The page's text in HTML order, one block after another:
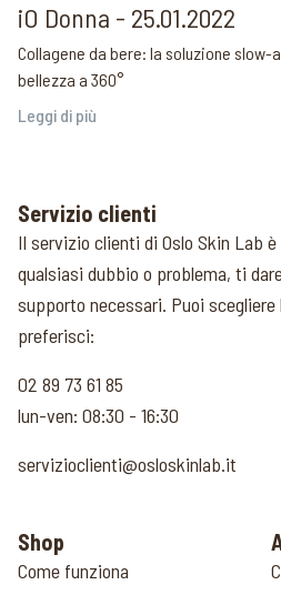
iO Donna - 25.01.2022
Collagene da bere: la soluzione slow-
bellezza a 360°
Leggi di più
Servizio clienti
Il servizio clienti di Oslo Skin Lab
qualsiasi dubbio o problema, ti
supporto necessari. Puoi
preferisci:
02 89 73 61 85
lun-ven: 08:30 - 16:30
servizioclienti@osloskinlab.it
Shop
Come funziona